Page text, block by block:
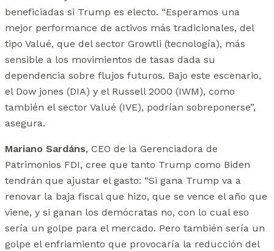
beneficiadas si Trump es electo. “Esperamos una
mejor performance de activos más tradicionales, del
tipo Valué, que del sector Growtli (tecnología), más
sensible a los movimientos de tasas dada su
dependencia sobre flujos futuros. Bajo este escenario,
el Dow jones (DIA) y el Russell 2000 (IWM), como
también el sector Valué (IVE), podrían sobreponerse”,
asegura.
Mariano Sardáns, CEO de la Gerenciadora de
Patrimonios FDI, cree que tanto Trump como Biden
tendrán que ajustar el gasto: “Si gana Trump va a
renovar la baja fiscal que hizo, que se vence el año que
viene, y si ganan los demócratas no, con lo cual eso
sería un golpe para el mercado. Pero también sería un
golpe el enfriamiento que provocaría la reducción del